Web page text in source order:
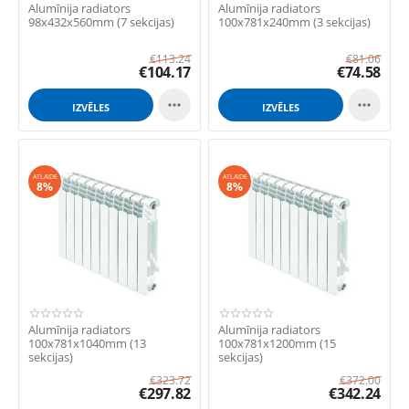
Alumīnija radiators
98x432x560mm (7 sekcijas)
€113.24
€104.17
IZVĒLES 
Alumīnija radiators
100x781x240mm (3 sekcijas)
€81.06
€74.58
IZVĒLES 
ATLAIDE
8%
Alumīnija radiators
100x781x1040mm (13
sekcijas)
€323.72
€297.82
ATLAIDE
8%
Alumīnija radiators
100x781x1200mm (15
sekcijas)
€372.00
€342.24